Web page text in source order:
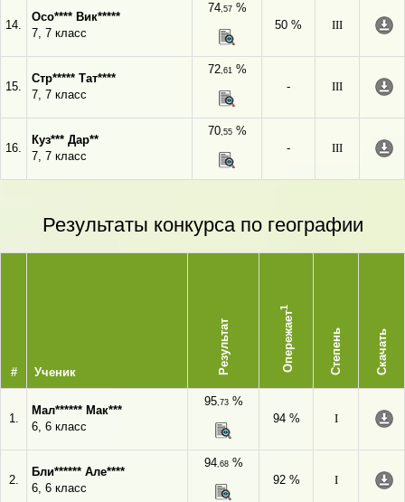
14.
Осо**** Вик*****
7, 7 класс
74,57%
50 %
III
15.
Стр***** Тат****
7, 7 класс
72,61%
-
III
16.
Куз*** Дар**
7, 7 класс
70,55%
-
III
Результаты конкурса по географии
# Ученик Результат Опережает
1
Степень Скачать
1.
Мал****** Мак***
6, 6 класс
95,73%
94 %
I
2.
Бли****** Але****
6, 6 класс
94,68%
92 %
I